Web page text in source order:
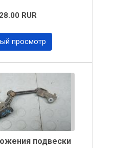
RUR
просмотр
подвески